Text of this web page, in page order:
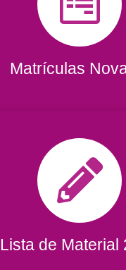
Matrículas
Matrículas
Acessar
Lista de Material
Lista de Material
Acessar